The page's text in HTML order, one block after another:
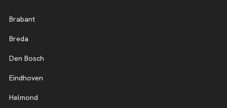
Brabant
Breda
Den Bosch
Eindhoven
Helmond